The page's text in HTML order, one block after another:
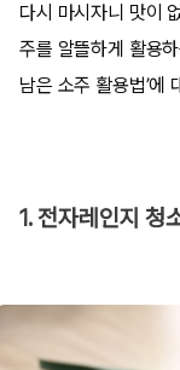
다시 마시자니 맛이
주를 알뜰하게 활용
남은 소주 활용법’에
1. 전자레인지 청